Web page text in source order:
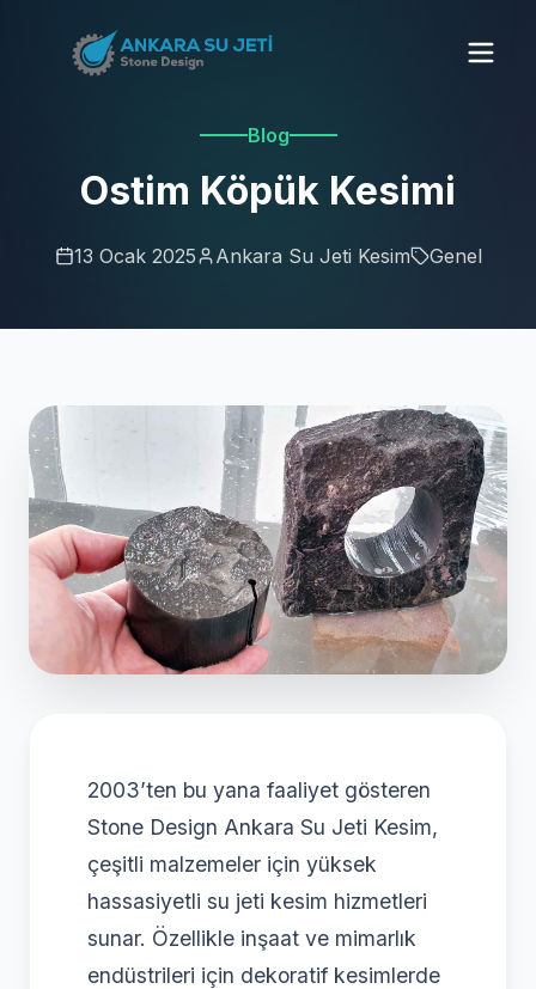
Blog
Ostim Köpük Kesimi
13 Ocak 2025 Ankara Su Jeti Kesim Genel
2003’ten bu yana faaliyet gösteren
Stone Design Ankara Su Jeti Kesim,
çeşitli malzemeler için yüksek
hassasiyetli su jeti kesim hizmetleri
sunar. Özellikle inşaat ve mimarlık
endüstrileri için dekoratif kesimlerde